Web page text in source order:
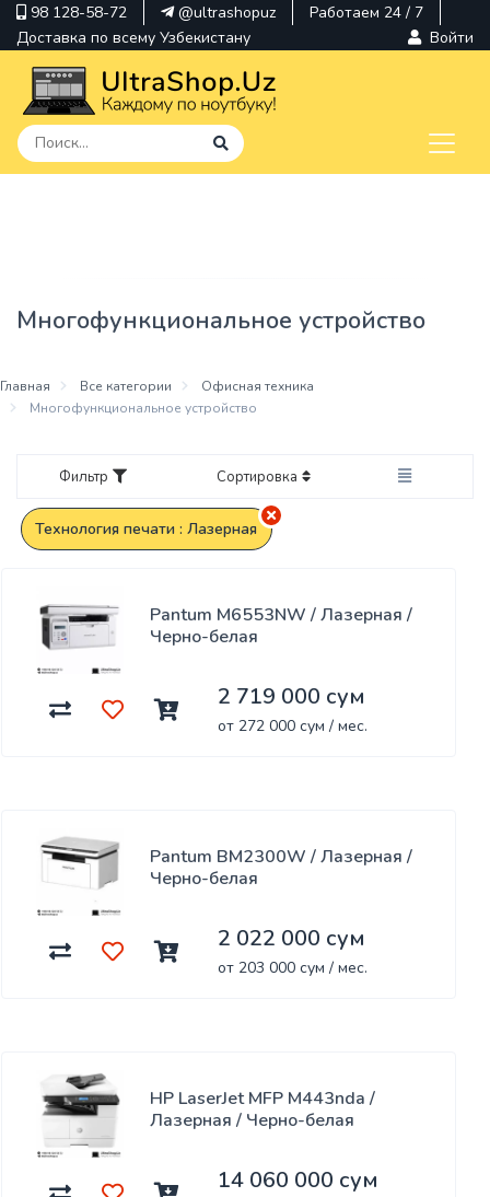
98 128-58-72 @ultrashopuz
Работаем 24 / 7
Доставка по всему Узбекистану
Войти
Hp
Многофункциональное устройство
Главная Все категории
Офисная техника
Многофункциональное устройство
Фильтр Сортировка
Технология печати : Лазерная
Pantum M6553NW / Лазерная /
Черно-белая
2 719 000 сум
от 272 000 сум / мес.
Pantum BM2300W / Лазерная /
Черно-белая
2 022 000 сум
от 203 000 сум / мес.
HP LaserJet MFP M443nda /
Лазерная / Черно-белая
14 060 000 сум